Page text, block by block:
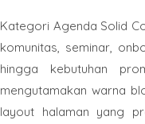
Kategori Agenda Solid
komunitas, seminar,
hingga kebutuhan
mengutamakan warna
layout halaman yang